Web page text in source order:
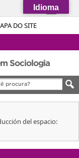
DO SITE
à informação
Canais
Sociologia
del espacio:
Idioma